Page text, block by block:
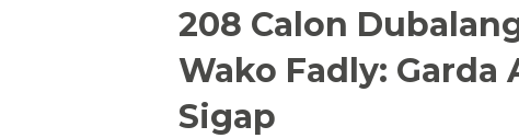
208 Calon
Wako Fadly:
Sigap